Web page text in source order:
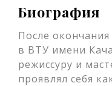
Биография
После
в ВТУ имени
режиссуру и
проявлял себя